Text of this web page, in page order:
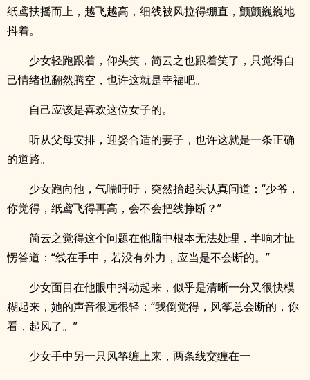
纸鸢扶摇而上，越飞越高，细线被风拉得绷直，颤颤巍巍地
抖着。
少女轻跑跟着，仰头笑，简云之也跟着笑了，只觉得自
己情绪也翻然腾空，也许这就是幸福吧。
自己应该是喜欢这位女子的。
听从父母安排，迎娶合适的妻子，也许这就是一条正确
的道路。
少女跑向他，气喘吁吁，突然抬起头认真问道：“少爷，
你觉得，纸鸢飞得再高，会不会把线挣断？”
简云之觉得这个问题在他脑中根本无法处理，半响才怔
愣答道：“线在手中，若没有外力，应当是不会断的。”
少女面目在他眼中抖动起来，似乎是清晰一分又很快模
糊起来，她的声音很远很轻：“我倒觉得，风筝总会断的，你
看，起风了。”
少女手中另一只风筝缠上来，两条线交缠在一